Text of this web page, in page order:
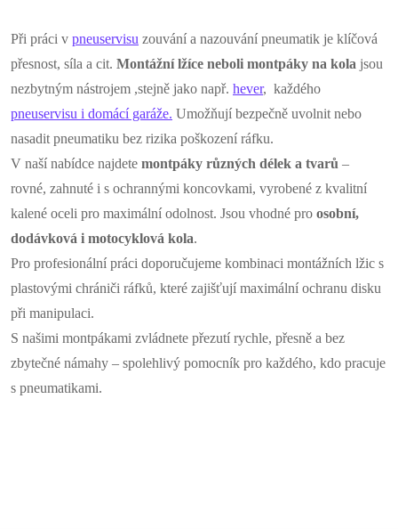
p
r
v
k
y
v
ý
p
i
s
u
Při práci v pneuservisu zouvání a nazouvání pneumatik je klíčová
přesnost, síla a cit. Montážní lžíce neboli montpáky na kola jsou
nezbytným nástrojem ,stejně jako např. hever, každého
pneuservisu i domácí garáže. Umožňují bezpečně uvolnit nebo
nasadit pneumatiku bez rizika poškození ráfku.
V naší nabídce najdete montpáky různých délek a tvarů –
rovné, zahnuté i s ochrannými koncovkami, vyrobené z kvalitní
kalené oceli pro maximální odolnost. Jsou vhodné pro osobní,
dodávková i motocyklová kola.
Pro profesionální práci doporučujeme kombinaci montážních lžic s
plastovými chrániči ráfků, které zajišťují maximální ochranu disku
při manipulaci.
S našimi montpákami zvládnete přezutí rychle, přesně a bez
zbytečné námahy – spolehlivý pomocník pro každého, kdo pracuje
s pneumatikami.